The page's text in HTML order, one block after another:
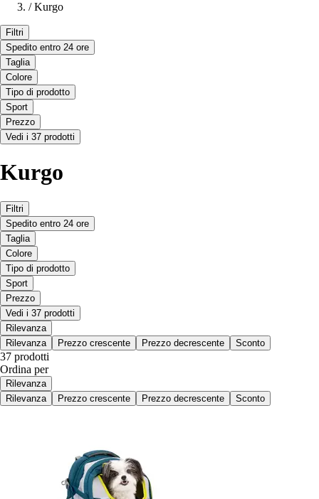
/ Kurgo
Filtri
Spedito entro 24 ore
Taglia
Colore
Tipo di prodotto
Sport
Prezzo
Vedi i 37 prodotti
Kurgo
Filtri
Spedito entro 24 ore
Taglia
Colore
Tipo di prodotto
Sport
Prezzo
Vedi i 37 prodotti
Rilevanza
Rilevanza
Prezzo crescente Prezzo decrescente Sconto
37 prodotti
Ordina per
Rilevanza
Rilevanza
Prezzo crescente Prezzo decrescente Sconto